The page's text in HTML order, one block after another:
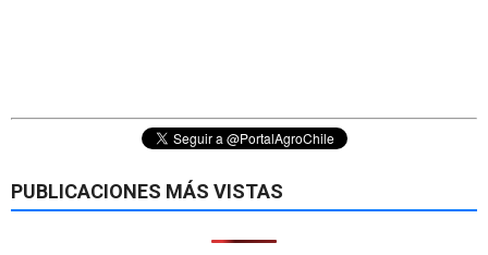
PUBLICACIONES MÁS VISTAS